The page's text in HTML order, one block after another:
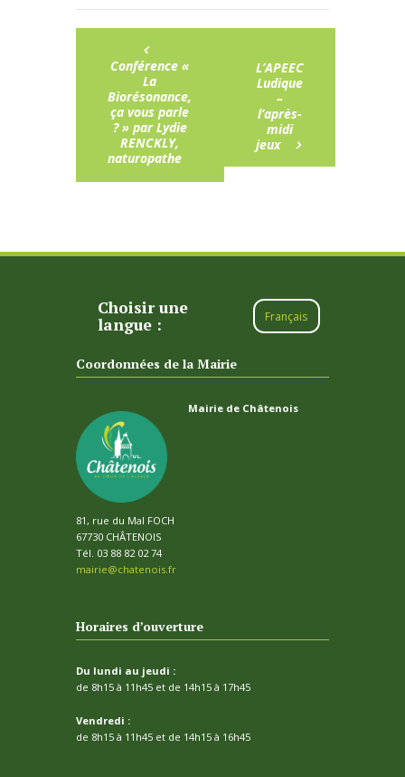
Conférence «
La
Biorésonance,
ça vous parle
? » par Lydie
RENCKLY,
naturopathe
L’APEEC
Ludique
–
l’après-
midi
jeux
Choisir une
langue :
Français
Coordonnées de la Mairie
Mairie de Châtenois
81, rue du Mal FOCH
67730 CHÂTENOIS
Tél. 03 88 82 02 74
mairie@chatenois.fr
Horaires d’ouverture
Du lundi au jeudi :
de 8h15 à 11h45 et de 14h15 à 17h45
Vendredi :
de 8h15 à 11h45 et de 14h15 à 16h45